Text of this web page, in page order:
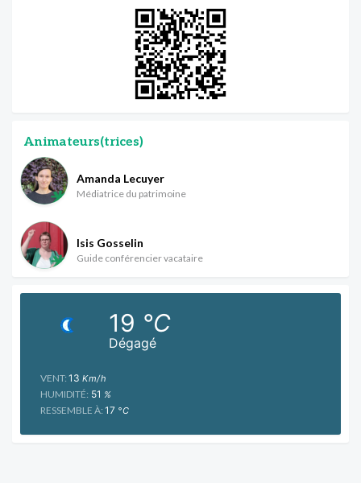
Animateurs(trices)
Amanda Lecuyer
Médiatrice du patrimoine
Isis Gosselin
Guide conférencier vacataire
Dégagé
19 °C
VENT: 13 Km/h
HUMIDITÉ: 51 %
RESSEMBLE À: 17 °C